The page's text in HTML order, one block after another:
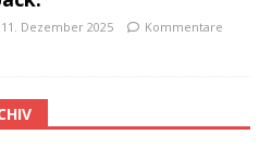
Dezember 2025
Kommentare